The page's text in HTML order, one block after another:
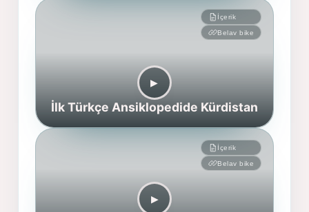
İçerik
Belav bike
▶︎
İlk Türkçe Ansiklopedide Kürdistan
İçerik
Belav bike
▶︎